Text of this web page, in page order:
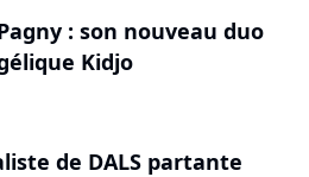
: son nouveau duo
Kidjo
de DALS partante